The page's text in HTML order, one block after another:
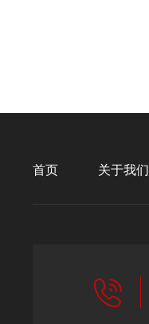
首页 关于我们